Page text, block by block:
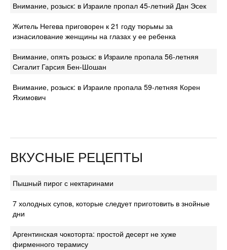
Внимание, розыск: в Израиле пропал 45-летний Дан Эсек
Житель Негева приговорен к 21 году тюрьмы за
изнасилование женщины на глазах у ее ребенка
Внимание, опять розыск: в Израиле пропала 56-летняя
Сигалит Гарсия Бен-Шошан
Внимание, розыск: в Израиле пропала 59-летняя Корен
Яхимович
ВКУСНЫЕ РЕЦЕПТЫ
Пышный пирог с нектаринами
7 холодных супов, которые следует приготовить в знойные
дни
Аргентинская чокоторта: простой десерт не хуже
фирменного терамису